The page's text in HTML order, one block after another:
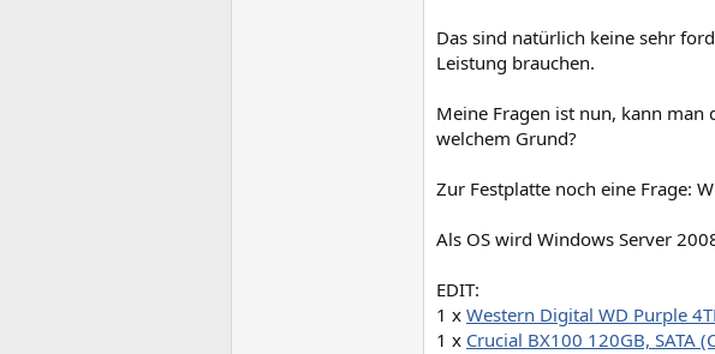
Das sind natürlich keine sehr
Leistung brauchen.
Meine Fragen ist nun, kann man
welchem Grund?
Zur Festplatte noch eine Frage:
Als OS wird Windows Server
EDIT:
1 x Western Digital WD Purple
1 x Crucial BX100 120GB, SATA